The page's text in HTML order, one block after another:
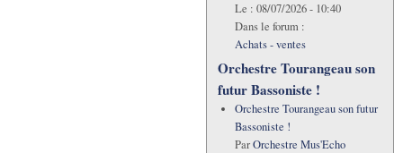
Le : 08/07/2026 - 10:40
Dans le forum :
Achats - ventes
Orchestre Tourangeau son
futur Bassoniste !
Orchestre Tourangeau son futur
Bassoniste !
ParOrchestre Mus'Echo